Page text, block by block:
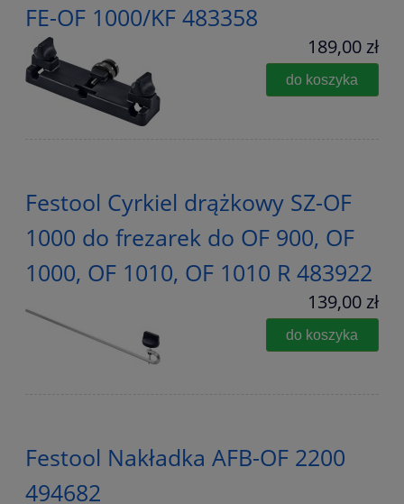
FE-OF 1000/KF 483358
189,00 zł
do koszyka
Festool Cyrkiel drążkowy SZ-OF
1000 do frezarek do OF 900, OF
1000, OF 1010, OF 1010 R 483922
139,00 zł
do koszyka
Festool Nakładka AFB-OF 2200
494682